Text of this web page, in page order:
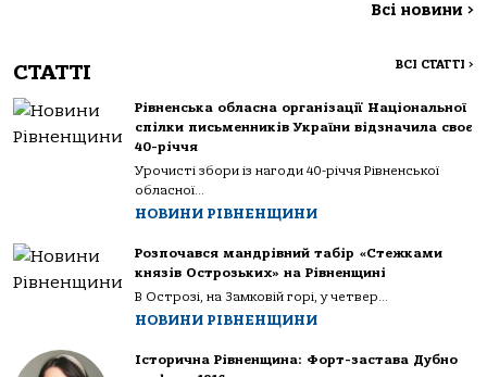
Всі новини >
СТАТТІ ВСІ СТАТТІ >
Рівненська обласна організації Національної
спілки письменників України відзначила своє
40-річчя
Урочисті збори із нагоди 40-річчя Рівненської
обласної...
НОВИНИ РІВНЕНЩИНИ
Розпочався мандрівний табір «Стежками
князів Острозьких» на Рівненщині
В Острозі, на Замковій горі, у четвер...
НОВИНИ РІВНЕНЩИНИ
Історична Рівненщина: Форт-застава Дубно